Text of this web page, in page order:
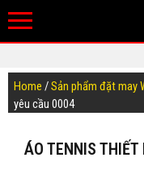
Home /Sản phẩm đặt may
yêu cầu 0004
ÁO TENNIS